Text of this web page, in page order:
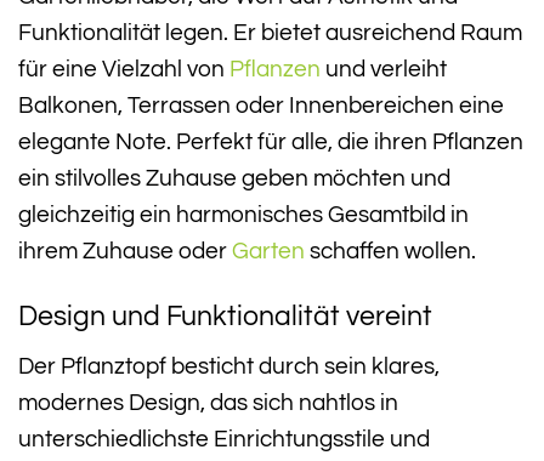
Funktionalität legen. Er bietet ausreichend Raum
für eine Vielzahl von Pflanzen und verleiht
Balkonen, Terrassen oder Innenbereichen eine
elegante Note. Perfekt für alle, die ihren Pflanzen
ein stilvolles Zuhause geben möchten und
gleichzeitig ein harmonisches Gesamtbild in
ihrem Zuhause oder Garten schaffen wollen.
Design und Funktionalität vereint
Der Pflanztopf besticht durch sein klares,
modernes Design, das sich nahtlos in
unterschiedlichste Einrichtungsstile und